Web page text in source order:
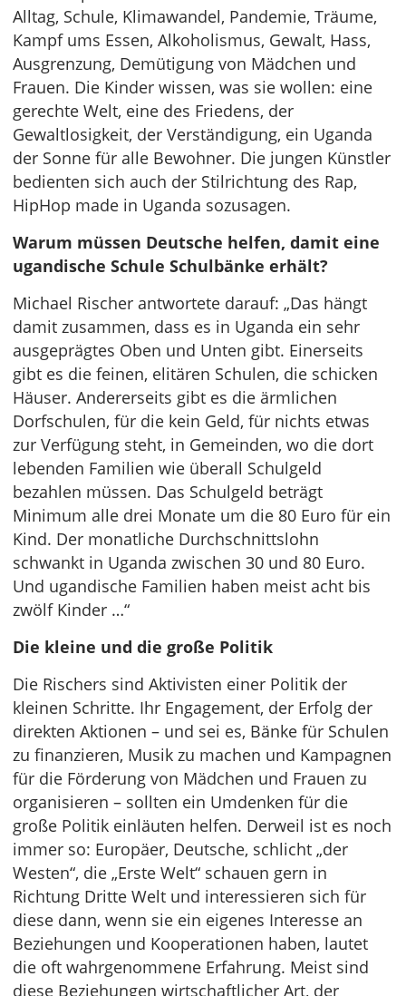
Alltag, Schule, Klimawandel, Pandemie, Träume,
Kampf ums Essen, Alkoholismus, Gewalt, Hass,
Ausgrenzung, Demütigung von Mädchen und
Frauen. Die Kinder wissen, was sie wollen: eine
gerechte Welt, eine des Friedens, der
Gewaltlosigkeit, der Verständigung, ein Uganda
der Sonne für alle Bewohner. Die jungen Künstler
bedienten sich auch der Stilrichtung des Rap,
HipHop made in Uganda sozusagen.
Warum müssen Deutsche helfen, damit eine
ugandische Schule Schulbänke erhält?
Michael Rischer antwortete darauf: „Das hängt
damit zusammen, dass es in Uganda ein sehr
ausgeprägtes Oben und Unten gibt. Einerseits
gibt es die feinen, elitären Schulen, die schicken
Häuser. Andererseits gibt es die ärmlichen
Dorfschulen, für die kein Geld, für nichts etwas
zur Verfügung steht, in Gemeinden, wo die dort
lebenden Familien wie überall Schulgeld
bezahlen müssen. Das Schulgeld beträgt
Minimum alle drei Monate um die 80 Euro für ein
Kind. Der monatliche Durchschnittslohn
schwankt in Uganda zwischen 30 und 80 Euro.
Und ugandische Familien haben meist acht bis
zwölf Kinder …“
Die kleine und die große Politik
Die Rischers sind Aktivisten einer Politik der
kleinen Schritte. Ihr Engagement, der Erfolg der
direkten Aktionen – und sei es, Bänke für Schulen
zu finanzieren, Musik zu machen und Kampagnen
für die Förderung von Mädchen und Frauen zu
organisieren – sollten ein Umdenken für die
große Politik einläuten helfen. Derweil ist es noch
immer so: Europäer, Deutsche, schlicht „der
Westen“, die „Erste Welt“ schauen gern in
Richtung Dritte Welt und interessieren sich für
diese dann, wenn sie ein eigenes Interesse an
Beziehungen und Kooperationen haben, lautet
die oft wahrgenommene Erfahrung. Meist sind
diese Beziehungen wirtschaftlicher Art, der